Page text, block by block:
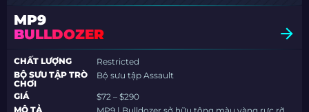
MP9
BULLDOZER
CHẤT LƯỢNG
Restricted
BỘ SƯU TẬP TRÒ
CHƠI
Bộ sưu tập Assault
GIÁ
$72 – $290
MÔ TẢ